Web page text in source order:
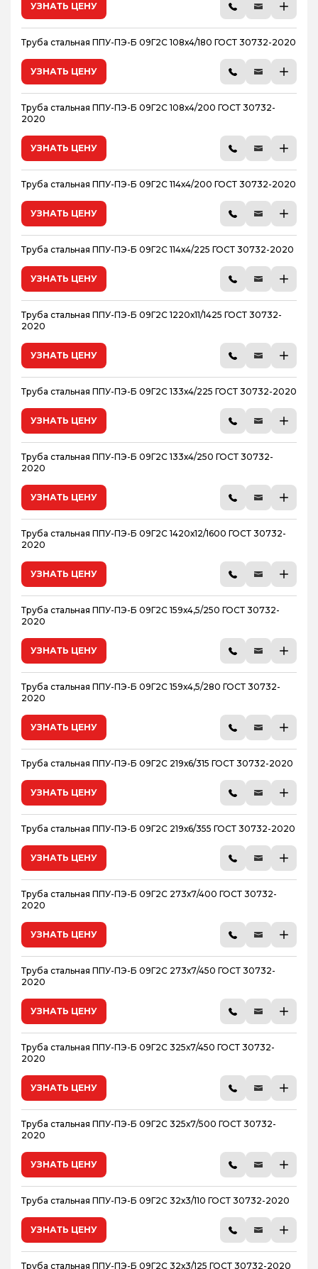
УЗНАТЬ ЦЕНУ
Труба стальная ППУ-ПЭ-Б 09Г2С 108х4/180 ГОСТ 30732-2020
УЗНАТЬ ЦЕНУ
Труба стальная ППУ-ПЭ-Б 09Г2С 108х4/200 ГОСТ 30732-
2020
УЗНАТЬ ЦЕНУ
Труба стальная ППУ-ПЭ-Б 09Г2С 114х4/200 ГОСТ 30732-2020
УЗНАТЬ ЦЕНУ
Труба стальная ППУ-ПЭ-Б 09Г2С 114х4/225 ГОСТ 30732-2020
УЗНАТЬ ЦЕНУ
Труба стальная ППУ-ПЭ-Б 09Г2С 1220х11/1425 ГОСТ 30732-
2020
УЗНАТЬ ЦЕНУ
Труба стальная ППУ-ПЭ-Б 09Г2С 133х4/225 ГОСТ 30732-2020
УЗНАТЬ ЦЕНУ
Труба стальная ППУ-ПЭ-Б 09Г2С 133х4/250 ГОСТ 30732-
2020
УЗНАТЬ ЦЕНУ
Труба стальная ППУ-ПЭ-Б 09Г2С 1420х12/1600 ГОСТ 30732-
2020
УЗНАТЬ ЦЕНУ
Труба стальная ППУ-ПЭ-Б 09Г2С 159х4,5/250 ГОСТ 30732-
2020
УЗНАТЬ ЦЕНУ
Труба стальная ППУ-ПЭ-Б 09Г2С 159х4,5/280 ГОСТ 30732-
2020
УЗНАТЬ ЦЕНУ
Труба стальная ППУ-ПЭ-Б 09Г2С 219х6/315 ГОСТ 30732-2020
УЗНАТЬ ЦЕНУ
Труба стальная ППУ-ПЭ-Б 09Г2С 219х6/355 ГОСТ 30732-2020
УЗНАТЬ ЦЕНУ
Труба стальная ППУ-ПЭ-Б 09Г2С 273х7/400 ГОСТ 30732-
2020
УЗНАТЬ ЦЕНУ
Труба стальная ППУ-ПЭ-Б 09Г2С 273х7/450 ГОСТ 30732-
2020
УЗНАТЬ ЦЕНУ
Труба стальная ППУ-ПЭ-Б 09Г2С 325х7/450 ГОСТ 30732-
2020
УЗНАТЬ ЦЕНУ
Труба стальная ППУ-ПЭ-Б 09Г2С 325х7/500 ГОСТ 30732-
2020
УЗНАТЬ ЦЕНУ
Труба стальная ППУ-ПЭ-Б 09Г2С 32х3/110 ГОСТ 30732-2020
УЗНАТЬ ЦЕНУ
Труба стальная ППУ-ПЭ-Б 09Г2С 32х3/125 ГОСТ 30732-2020